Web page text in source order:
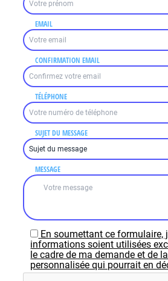
EMAIL
CONFIRMATION EMAIL
TÉLÉPHONE
SUJET DU MESSAGE
MESSAGE
En soumettant ce formulaire,
informations soient utilisées
le cadre de ma demande et de
personnalisée qui pourrait en